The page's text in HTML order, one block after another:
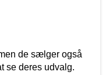
de sælger også
se deres udvalg.